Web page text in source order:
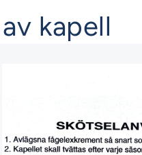
kapell